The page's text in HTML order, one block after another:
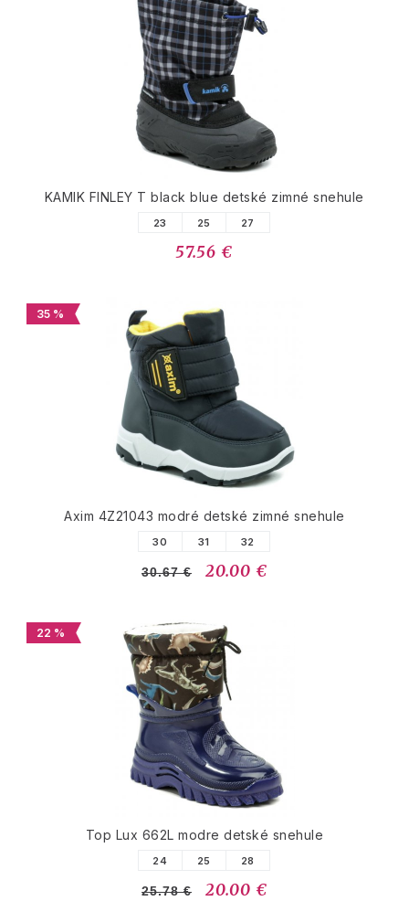
KAMIK FINLEY T black blue detské zimné snehule
23 25 27
57.56 €
35 %
Axim 4Z21043 modré detské zimné snehule
30 31 32
30.67 € 20.00 €
22 %
Top Lux 662L modre detské snehule
24 25 28
25.78 € 20.00 €